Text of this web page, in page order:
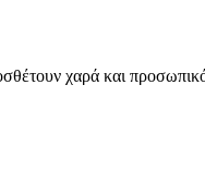
χαρά και